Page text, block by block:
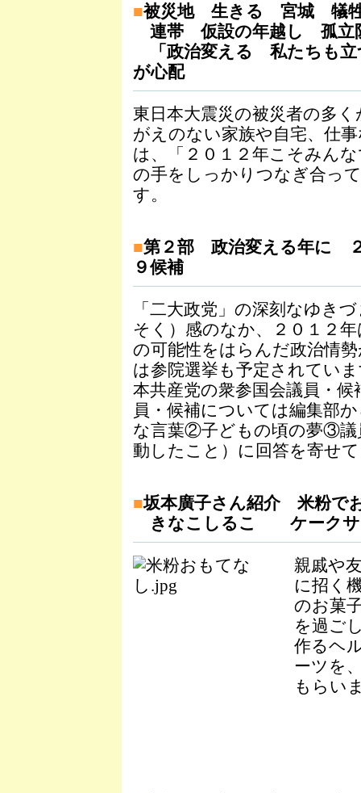
■被災地 生きる 宮城 犠牲
連帯 仮設の年越し 孤立
「政治変える 私たちも
が心配
東日本大震災の被災者の多
がえのない家族や自宅、仕
は、「２０１２年こそみん
の手をしっかりつなぎ合っ
す。
■第２部 政治変える年に
９候補
「二大政党」の深刻なゆき
そく）感のなか、２０１２
の可能性をはらんだ政治情
は参院選挙も予定されてい
本共産党の衆参国会議員・
員・候補については編集部
な言葉②子どもの頃の夢③議
動したこと）に回答を寄せ
■坂本廣子さん紹介 米粉で
きなこしるこ ケークサ
親戚や
に招く
のお菓
を過ご
作るヘ
ーツを
もらい